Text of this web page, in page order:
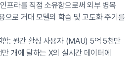
프라를 직접 소유함으로써 외부 병목
으로 거대 모델의 학습 및 고도화 주기를
: 월간 활성 사용자 (MAU) 5억 5천만
개에 달하는 X의 실시간 데이터에